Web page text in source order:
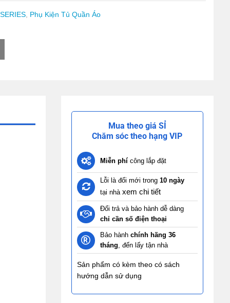
, Phụ Kiện Tủ Quần Áo
Mua theo giá SỈ
Chăm sóc theo hạng VIP
Miễn phícông lắp đặt
Lỗi là đổi mới trong 10 ngày
tại nhà xem chi tiết
Đổi trả và bảo hành dễ dàng
chỉ cần số điện thoại
Bảo hành chính hãng 36
tháng, đến lấy tận nhà
Sản phẩm có kèm theo có sách
hướng dẫn sử dụng